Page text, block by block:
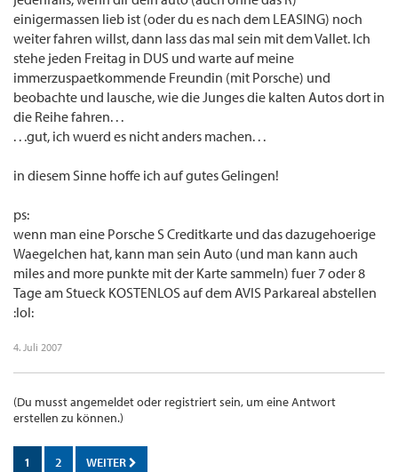
einigermassen lieb ist (oder du es nach dem LEASING) noch
weiter fahren willst, dann lass das mal sein mit dem Vallet. Ich
stehe jeden Freitag in DUS und warte auf meine
immerzuspaetkommende Freundin (mit Porsche) und
beobachte und lausche, wie die Junges die kalten Autos dort in
die Reihe fahren. . .
. . .gut, ich wuerd es nicht anders machen. . .
in diesem Sinne hoffe ich auf gutes Gelingen!
ps:
wenn man eine Porsche S Creditkarte und das dazugehoerige
Waegelchen hat, kann man sein Auto (und man kann auch
miles and more punkte mit der Karte sammeln) fuer 7 oder 8
Tage am Stueck KOSTENLOS auf dem AVIS Parkareal abstellen
:lol:
4. Juli 2007
(Du musst angemeldet oder registriert sein, um eine Antwort
erstellen zu können.)
1 2 WEITER